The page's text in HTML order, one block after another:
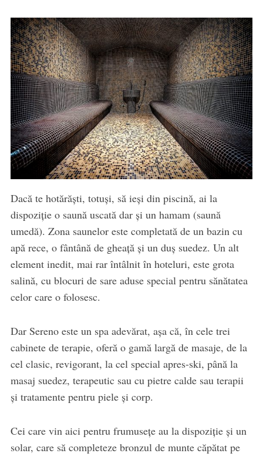
Dacă te hotărăști, totuși, să ieși din piscină, ai la
dispoziție o saună uscată dar și un hamam (saună
umedă). Zona saunelor este completată de un bazin cu
apă rece, o fântână de gheață și un duș suedez. Un alt
element inedit, mai rar întâlnit în hoteluri, este grota
salină, cu blocuri de sare aduse special pentru sănătatea
celor care o folosesc.
Dar Sereno este un spa adevărat, așa că, în cele trei
cabinete de terapie, oferă o gamă largă de masaje, de la
cel clasic, revigorant, la cel special apres-ski, până la
masaj suedez, terapeutic sau cu pietre calde sau terapii
și tratamente pentru piele și corp.
Cei care vin aici pentru frumusețe au la dispoziție și un
solar, care să completeze bronzul de munte căpătat pe